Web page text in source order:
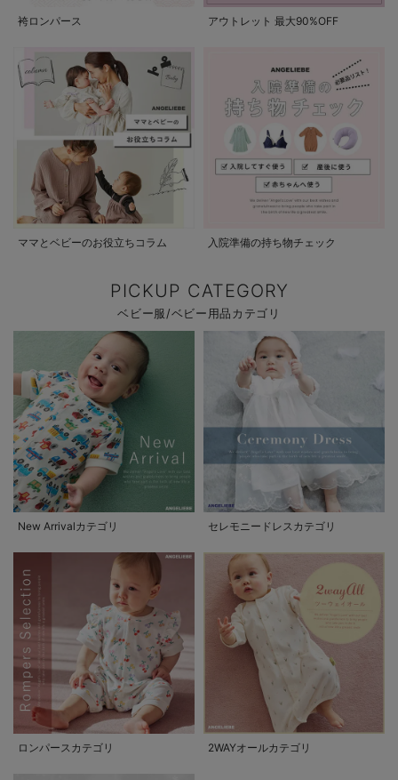
袴ロンパース アウトレット 最大90%OFF
ママとベビーのお役立ちコラム 入院準備の持ち物チェック
PICKUP CATEGORY
ベビー服/ベビー用品カテゴリ
New Arrivalカテゴリ セレモニードレスカテゴリ
ロンパースカテゴリ 2WAYオールカテゴリ